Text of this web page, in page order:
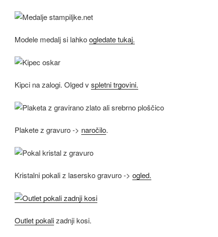
Modele medalj si lahkoogledate tukaj.
Kipci na zalogi. Olged v spletni trgovini.
Plakete z gravuro -> naročilo.
Kristalni pokali z lasersko gravuro -> ogled.
Outlet pokalizadnji kosi.